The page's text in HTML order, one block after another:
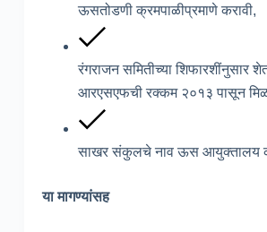
ऊसतोडणी क्रमपाळीप्रमाणे करावी,
रंगराजन समितीच्या शिफारशींनुसार
आरएसएफची रक्कम २०१३ पासून
साखर संकुलचे नाव ऊस आयुक्तालय
या मागण्यांसह